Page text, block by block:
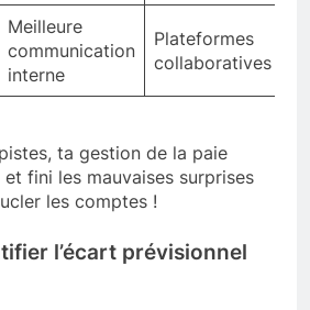
Meilleure
communication
interne
Plateformes
collaboratives
ta gestion de la paie
fini les mauvaises surprises
les comptes !
l’écart prévisionnel